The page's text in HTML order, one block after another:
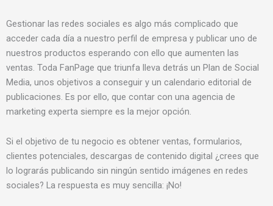
Gestionar las redes sociales es algo más complicado que
acceder cada día a nuestro perfil de empresa y publicar uno de
nuestros productos esperando con ello que aumenten las
ventas. Toda FanPage que triunfa lleva detrás un Plan de Social
Media, unos objetivos a conseguir y un calendario editorial de
publicaciones. Es por ello, que contar con una agencia de
marketing experta siempre es la mejor opción.
Si el objetivo de tu negocio es obtener ventas, formularios,
clientes potenciales, descargas de contenido digital ¿crees que
lo lograrás publicando sin ningún sentido imágenes en redes
sociales? La respuesta es muy sencilla: ¡No!